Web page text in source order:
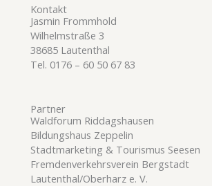
Kontakt
Jasmin Frommhold
Wilhelmstraße 3
38685 Lautenthal
Tel. 0176 – 60 50 67 83
Partner
Waldforum Riddagshausen
Bildungshaus Zeppelin
Stadtmarketing & Tourismus Seesen
Fremdenverkehrsverein Bergstadt
Lautenthal/Oberharz e. V.